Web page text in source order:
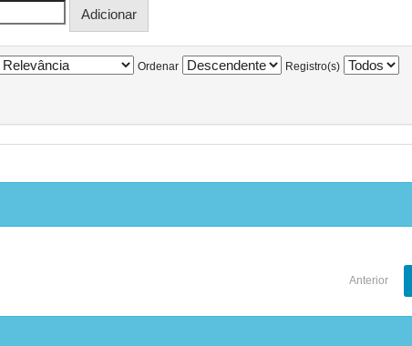
Ordenar Registro(s)
Anterior